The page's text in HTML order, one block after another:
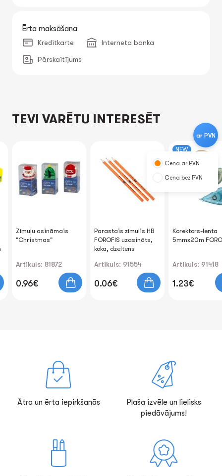
Ērta maksāšana
Kredītkarte Interneta banka
Pārskaitījums
TEVI VARĒTU INTERESĒT
Parastais zīmulis HB
FOROFIS uzasināts,
Artikuls: 91554
0.06€
Korektors-lenta
5mmx20m FOROFIS
Artikuls: 91418
1.23€
Dzēšgumija
"Macaroon"
Artikuls:
0.25€
ar PVN
Cena ar PVN
Cena bez PVN
Ātra un ērta iepirkšanās
Plaša izvēle un lielisks
piedāvājums!